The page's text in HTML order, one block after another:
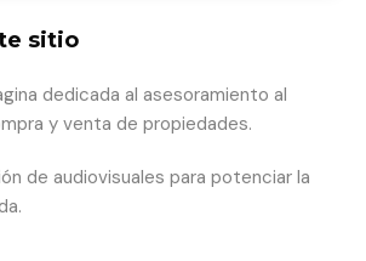
sitio
dedicada al asesoramiento al
y venta de propiedades.
de audiovisuales para potenciar la